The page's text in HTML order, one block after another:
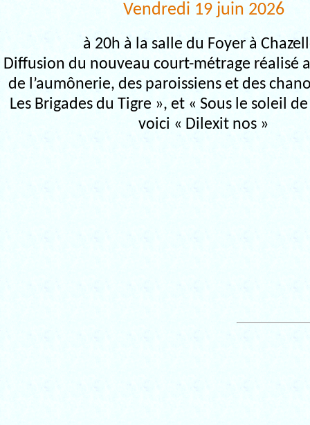
Vendredi 19 juin 2026
à 20h à la salle du Foyer à
Diffusion du nouveau court-métrage réalisé
de l’aumônerie, des paroissiens et des
Les Brigades du Tigre », et « Sous le soleil
voici « Dilexit nos »